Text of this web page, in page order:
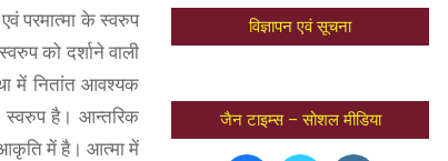
परमात्मा के स्वरुप
को दर्शाने वाली
में नितांत आवश्यक
स्वरुप है। आन्तरिक
आकृति में है। आत्मा में
विज्ञापन एवं सूचना
जैन टाइम्स – सोशल मीडिया